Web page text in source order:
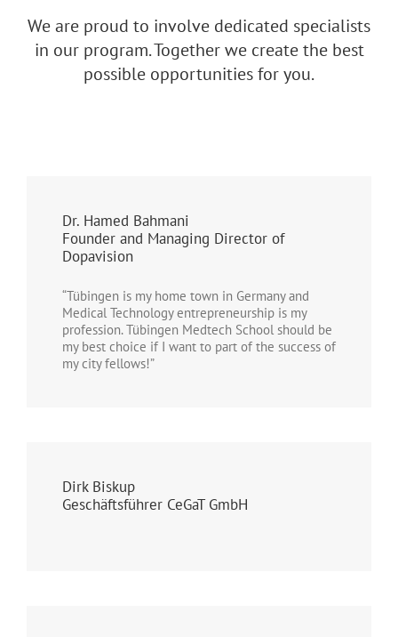
We are proud to involve dedicated specialists
in our program. Together we create the best
possible opportunities for you.
Dr. Hamed Bahmani
Founder and Managing Director of
Dopavision
“Tübingen is my home town in Germany and
Medical Technology entrepreneurship is my
profession. Tübingen Medtech School should be
my best choice if I want to part of the success of
my city fellows!”
Dirk Biskup
Geschäftsführer CeGaT GmbH